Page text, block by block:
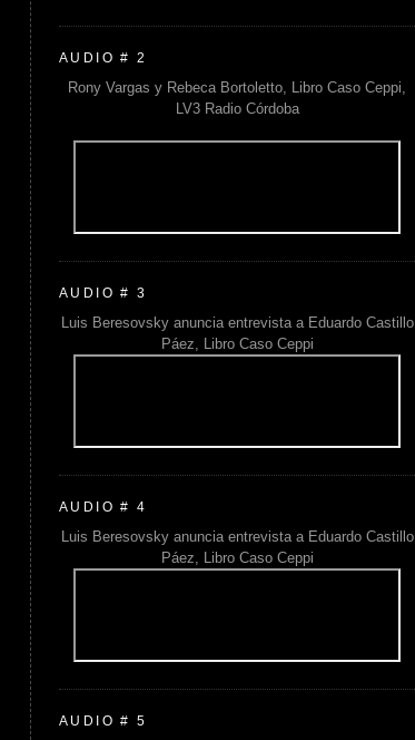
AUDIO # 2
Rony Vargas y Rebeca Bortoletto, Libro Caso Ceppi,
LV3 Radio Córdoba
AUDIO # 3
Luis Beresovsky anuncia entrevista a Eduardo Castillo
Páez, Libro Caso Ceppi
AUDIO # 4
Luis Beresovsky anuncia entrevista a Eduardo Castillo
Páez, Libro Caso Ceppi
AUDIO # 5